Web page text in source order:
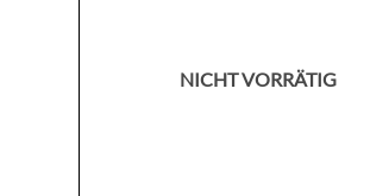
NICHT VORRÄTIG